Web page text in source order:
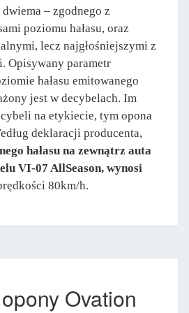
– zgodnego z
poziomu hałasu, oraz
lecz najgłośniejszymi z
Opisywany parametr
hałasu emitowanego
jest w decybelach. Im
na etykiecie, tym opona
deklaracji producenta,
hałasu na zewnątrz auta
VI-07 AllSeason, wynosi
80km/h.
Ovation